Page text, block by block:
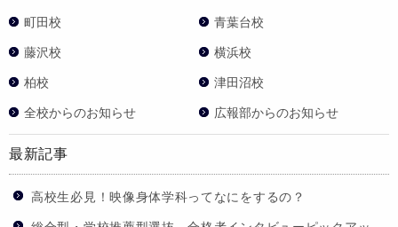
町田校 青葉台校
藤沢校 横浜校
柏校 津田沼校
全校からのお知らせ 広報部からのお知らせ
最新記事
高校生必見！映像身体学科ってなにをするの？